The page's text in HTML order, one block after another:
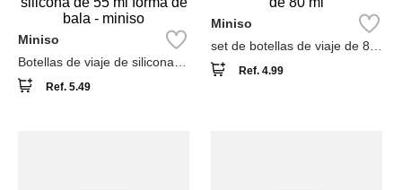
Miniso
Botellas de viaje de silicona
de 55 ml forma de bala -
minisoRef. 5.49
Miniso
set de botellas de viaje de 80
ml
Ref. 4.99